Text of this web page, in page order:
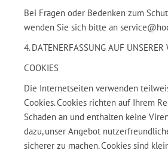
Bei Fragen oder Bedenken zum
wenden Sie sich bitte an
4. DATENERFASSUNG AUF UNSERER
COOKIES
Die Internetseiten verwenden
Cookies. Cookies richten auf Ihrem
Schaden an und enthalten keine
dazu, unser Angebot
sicherer zu machen. Cookies sind